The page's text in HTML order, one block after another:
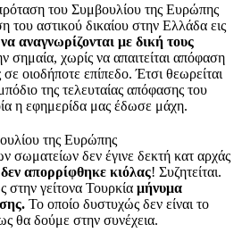
του Συμβουλίου της Ευρώπης
του αστικού δικαίου στην Ελλάδα εις
να αναγνωρίζονται με δική τους
σημαία, χωρίς να απαιτείται απόφαση
σε οιοδήποτε επίπεδο. Έτσι θεωρείται
της τελευταίας απόφασης του
η εφημερίδα μας έδωσε μάχη.
της Ευρώπης
σωματείων δεν έγινε δεκτή κατ αρχάς
δεν απορρίφθηκε κιόλας! Συζητείται.
στην γείτονα Τουρκία μήνυμα
Το οποίο δυστυχώς δεν είναι το
θα δούμε στην συνέχεια.